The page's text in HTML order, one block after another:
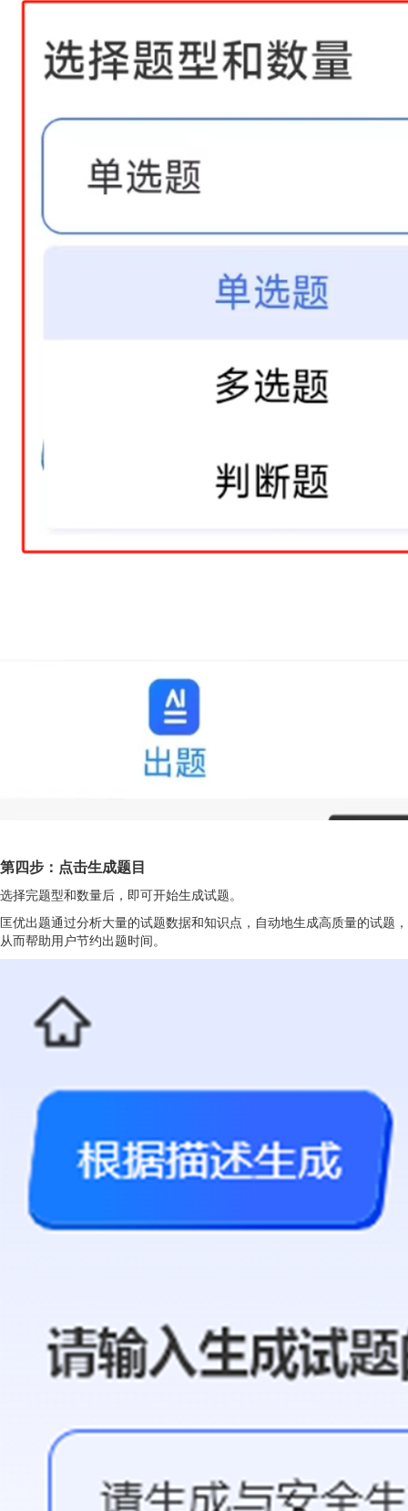
第四步：点击生成题目
选择完题型和数量后，即可开始生成试题。
匡优出题通过分析大量的试题数据和知识点，自动地生成高质量的试题，
从而帮助用户节约出题时间。